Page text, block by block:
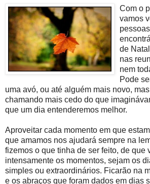
Com o
vamos
de
nas
nem
Pode
uma avó, ou até alguém mais novo,
chamando mais cedo do que
que um dia entenderemos melhor.
Aproveitar cada momento em que
que amamos nos ajudará sempre na
fizemos o que tinha de ser feito, de que
intensamente os momentos, sejam os
simples ou extraordinários. Ficarão na
e os abraços que foram dados em dias